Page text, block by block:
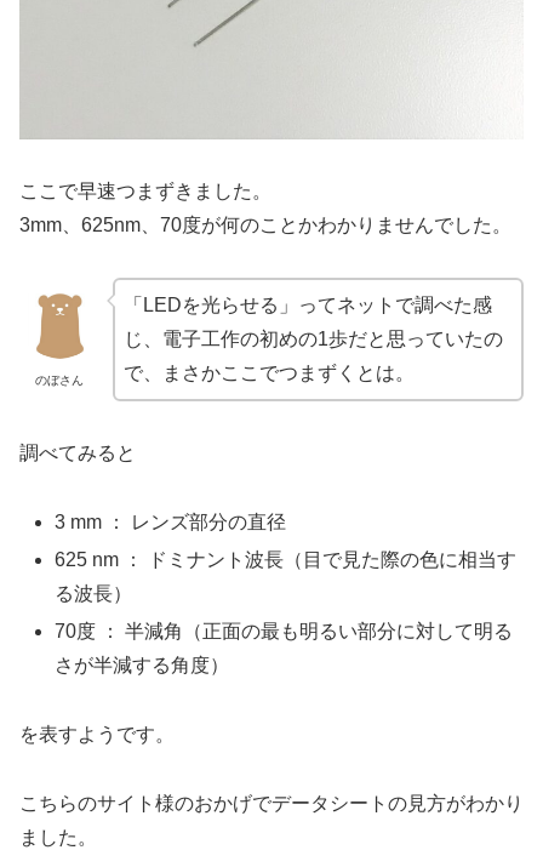
ここで早速つまずきました。
3mm、625nm、70度が何のことかわかりませんでした。
のぼさん
「LEDを光らせる」ってネットで調べた感
じ、電子工作の初めの1歩だと思っていたの
で、まさかここでつまずくとは。
調べてみると
3 mm ： レンズ部分の直径
625 nm ： ドミナント波長（目で見た際の色に相当す
る波長）
70度 ： 半減角（正面の最も明るい部分に対して明る
さが半減する角度）
を表すようです。
こちらのサイト様のおかげでデータシートの見方がわかり
ました。